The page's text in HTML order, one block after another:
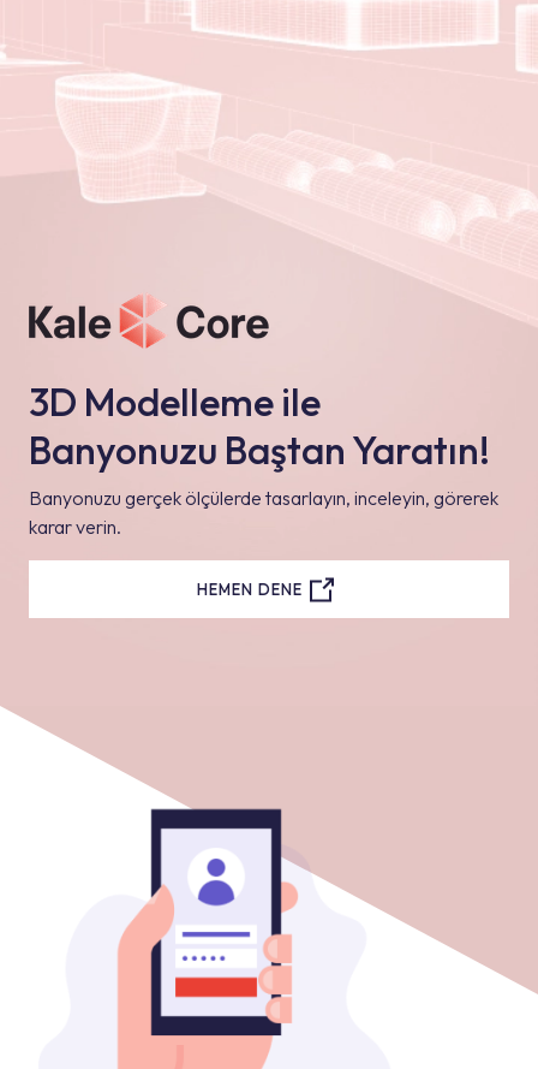
3D Modelleme ile
Banyonuzu Baştan Yaratın!
Banyonuzu gerçek ölçülerde tasarlayın, inceleyin, görerek
karar verin.
HEMEN DENE